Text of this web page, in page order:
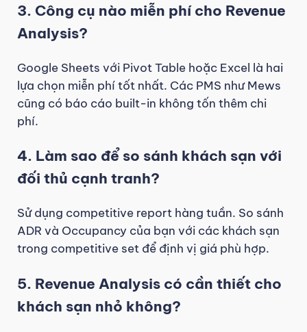
3. Công cụ nào miễn phí cho Revenue
Analysis?
Google Sheets với Pivot Table hoặc Excel là hai
lựa chọn miễn phí tốt nhất. Các PMS như Mews
cũng có báo cáo built-in không tốn thêm chi
phí.
4. Làm sao để so sánh khách sạn với
đối thủ cạnh tranh?
Sử dụng competitive report hàng tuần. So sánh
ADR và Occupancy của bạn với các khách sạn
trong competitive set để định vị giá phù hợp.
5. Revenue Analysis có cần thiết cho
khách sạn nhỏ không?